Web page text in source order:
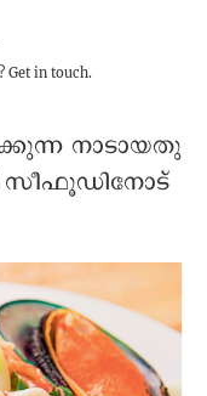
Get in touch.
നാടായതു
സീഫൂഡിനോട്